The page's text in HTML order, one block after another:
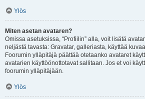
Ylös
Miten asetan avataren?
Omissa asetuksissa, “Profiilin” alla, voit lisätä
neljästä tavasta: Gravatar, galleriasta, käyttää
Foorumin ylläpitäjä päättää otetaanko avataret
avatarien käyttöönottotavat sallitaan. Jos et voi
foorumin ylläpitäjään.
Ylös